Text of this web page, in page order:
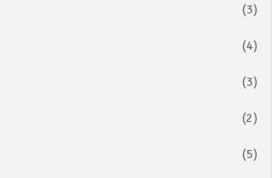
(3)
(4)
(3)
(2)
(5)